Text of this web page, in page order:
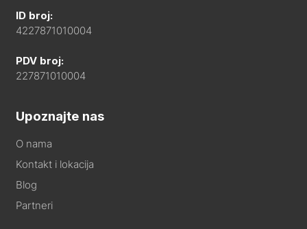
ID broj:
4227871010004
PDV broj:
227871010004
Upoznajte nas
O nama
Kontakt i lokacija
Blog
Partneri